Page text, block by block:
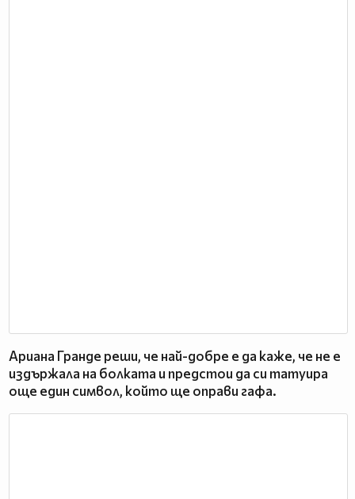
Ариана Гранде реши, че най-добре е да каже, че не е
издържала на болката и предстои да си татуира
още един символ, който ще оправи гафа.